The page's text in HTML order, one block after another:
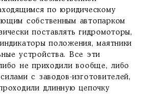
по юридическому
собственным автопарком
поставлять гидромоторы,
положения, маятники
устройства. Все эти
не приходили вообще, либо
с заводов-изготовителей,
длинную цепочку